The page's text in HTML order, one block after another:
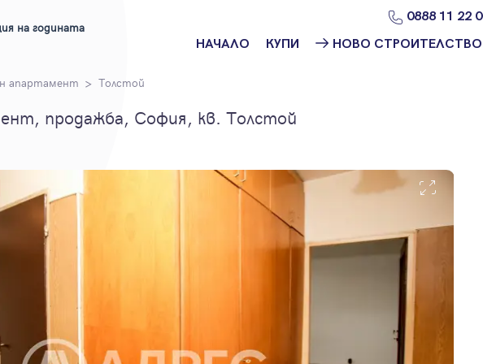
на годината
0888 11 22
НАЧАЛО КУПИ
Защо да купя
НОВО СТРОИТЕЛСТВО
Ново
Ново
строителство
Проекти ново
строителство
апартамент Толстой
продажба, София, кв. Толстой